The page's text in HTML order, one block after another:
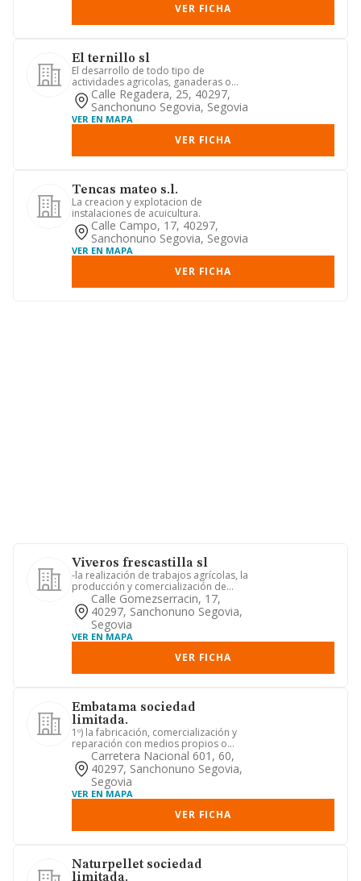
VER FICHA
El ternillo sl
El desarrollo de todo tipo de
actividades agricolas, ganaderas o
mixtas, ya sea con medios de produ...
Calle Regadera, 25, 40297,
Sanchonuno Segovia, Segovia
VER EN MAPA
VER FICHA
Tencas mateo s.l.
La creacion y explotacion de
instalaciones de acuicultura.
Calle Campo, 17, 40297,
Sanchonuno Segovia, Segovia
VER EN MAPA
VER FICHA
Viveros frescastilla sl
-la realización de trabajos agrícolas, la
producción y comercialización de
productos agrarios, proc...
Calle Gomezserracin, 17,
40297, Sanchonuno Segovia,
Segovia
VER EN MAPA
VER FICHA
Embatama sociedad
limitada.
1º) la fabricación, comercialización y
reparación con medios propios o
ajenos, de toda clase de env...
Carretera Nacional 601, 60,
40297, Sanchonuno Segovia,
Segovia
VER EN MAPA
VER FICHA
Naturpellet sociedad
limitada.